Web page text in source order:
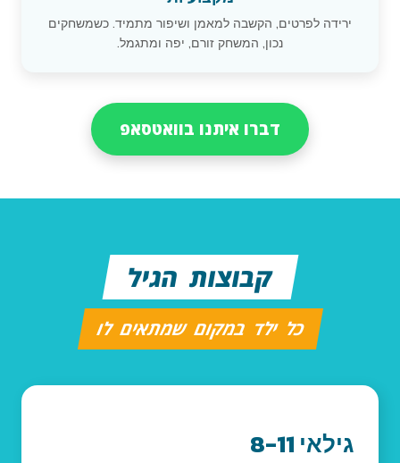
ירידה לפרטים, הקשבה למאמן ושיפור מתמיד. כשמשחקים
נכון, המשחק זורם, יפה ומתגמל.
דברו איתנו בוואטסאפ
קבוצות הגיל
כל ילד במקום שמתאים לו
גילאי 8-11